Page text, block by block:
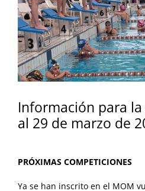
Información para
al 29 de marzo de
PRÓXIMAS COMPETICIONES
Ya se han inscrito en el MOM